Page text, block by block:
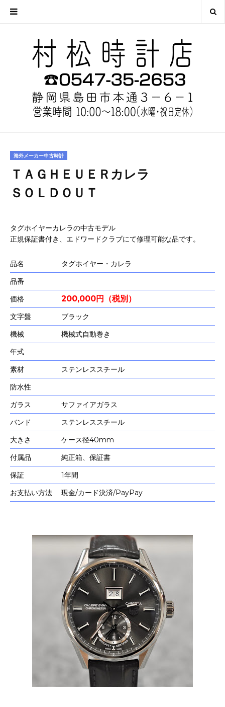
海外メーカー中古時計
ＴＡＧＨＥＵＥＲカレラ
ＳＯＬＤＯＵＴ
タグホイヤーカレラの中古モデル
正規保証書付き、エドワードクラブにて修理可能な品です。
品名
タグホイヤー・カレラ
品番
価格
200,000円（税別）
文字盤
ブラック
機械
機械式自動巻き
年式
素材
ステンレススチール
防水性
ガラス
サファイアガラス
バンド
ステンレススチール
大きさ
ケース径40mm
付属品
純正箱、保証書
保証
1年間
お支払い方法
現金/カード決済/PayPay